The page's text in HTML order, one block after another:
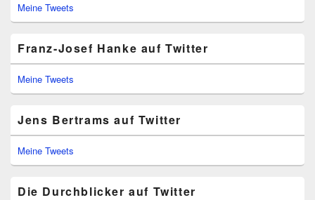
Meine Tweets
Franz-Josef Hanke auf Twitter
Meine Tweets
Jens Bertrams auf Twitter
Meine Tweets
Die Durchblicker auf Twitter